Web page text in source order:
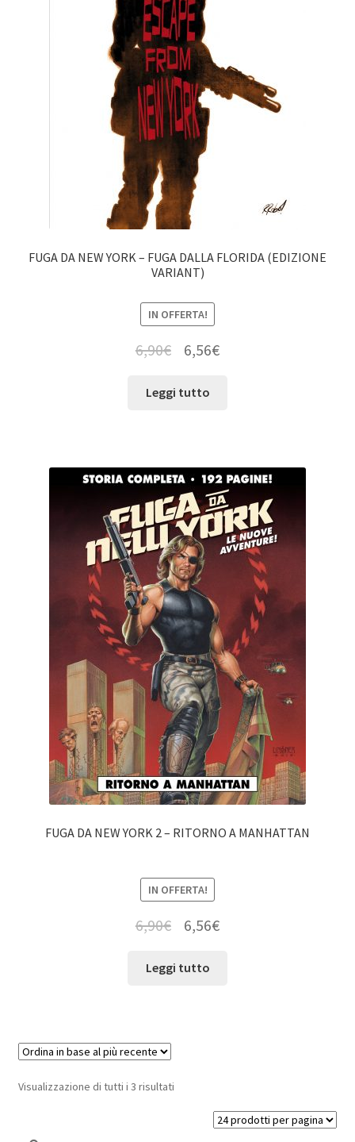
FUGA DA NEW YORK – FUGA DALLA FLORIDA (EDIZIONE
VARIANT)
IN OFFERTA!
6,90€ 6,56€
Leggi tutto
FUGA DA NEW YORK 2 – RITORNO A MANHATTAN
IN OFFERTA!
6,90€ 6,56€
Leggi tutto
Visualizzazione di tutti i 3 risultati
Cerca